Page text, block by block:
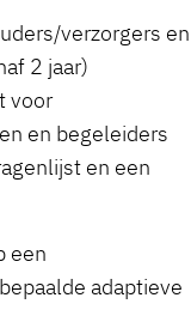
verzorgers en
2 jaar)
voor
en begeleiders
en een
een
adaptieve